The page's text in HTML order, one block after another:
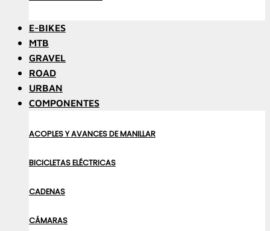
E-BIKES
MTB
GRAVEL
ROAD
URBAN
COMPONENTES
ACOPLES Y AVANCES DE MANILLAR
BICICLETAS ELÉCTRICAS
CADENAS
CÁMARAS